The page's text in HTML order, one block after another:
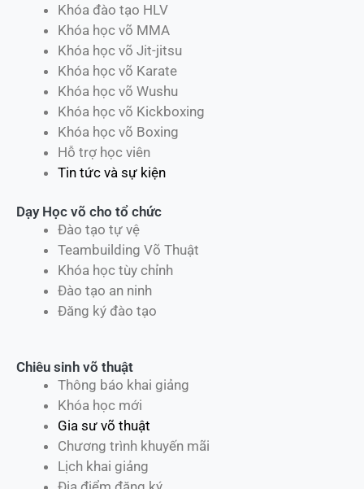
Khóa đào tạo HLV
Khóa học võ MMA
Khóa học võ Jit-jitsu
Khóa học võ Karate
Khóa học võ Wushu
Khóa học võ Kickboxing
Khóa học võ Boxing
Hỗ trợ học viên
Tin tức và sự kiện
Dạy Học võ cho tổ chức
Đào tạo tự vệ
Teambuilding Võ Thuật
Khóa học tùy chỉnh
Đào tạo an ninh
Đăng ký đào tạo
Chiêu sinh võ thuật
Thông báo khai giảng
Khóa học mới
Gia sư võ thuật
Chương trình khuyến mãi
Lịch khai giảng